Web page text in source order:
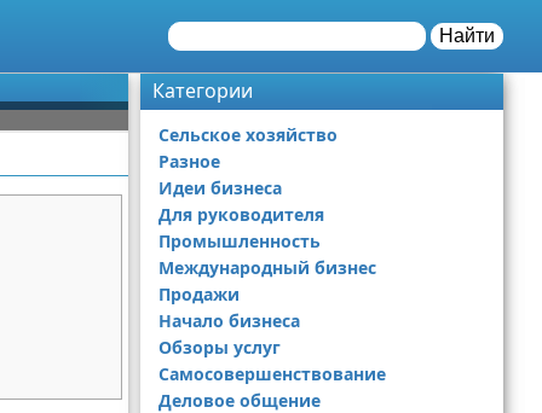
Найти
Категории
Сельское хозяйство
Разное
Идеи бизнеса
Для руководителя
Промышленность
Международный бизнес
Продажи
Начало бизнеса
Обзоры услуг
Самосовершенствование
Деловое общение